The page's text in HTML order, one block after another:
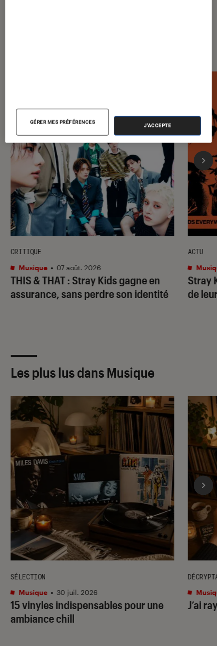
THIS & THAT: Stray Kids gagne en
assurance, sans perdre son identité
CRITIQUE
Musique • 07 août. 2026
Stray
de
ACTU
Les plus lus dans Musique
15 vinyles indispensables pour une
ambiance chill
SÉLECTION
Musique • 30 juil. 2026
J’ai
GÉRER MES PRÉFÉRENCES
J'ACCEPTE